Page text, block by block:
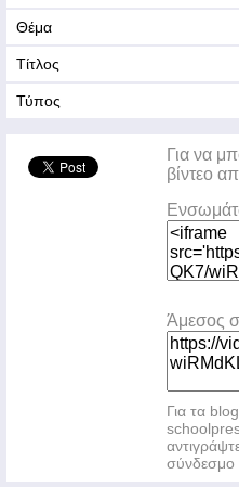
Θέμα
Τίτλος
Τύπος
Για να
βίντεο
Άμεσος
Για τα
σύνδεσμο